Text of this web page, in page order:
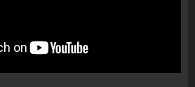
“bosen” Joana Nano për
abuzim me fondet publike dhe
pasuri të pajustifikuar